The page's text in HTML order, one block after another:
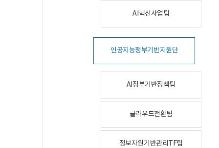
AI혁신사업팀
인공지능정부기반지원단
AI정부기반정책팀
클라우드전환팀
정보자원기반관리TF팀